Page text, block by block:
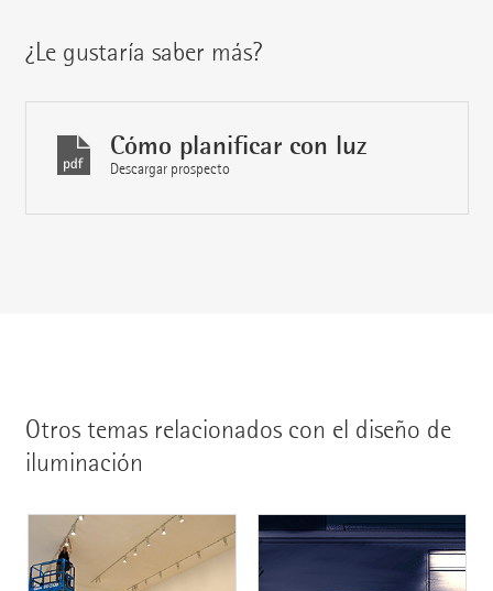
¿Le gustaría saber más?
Cómo planificar con luz
Descargar prospecto
Otros temas relacionados con el diseño de
iluminación